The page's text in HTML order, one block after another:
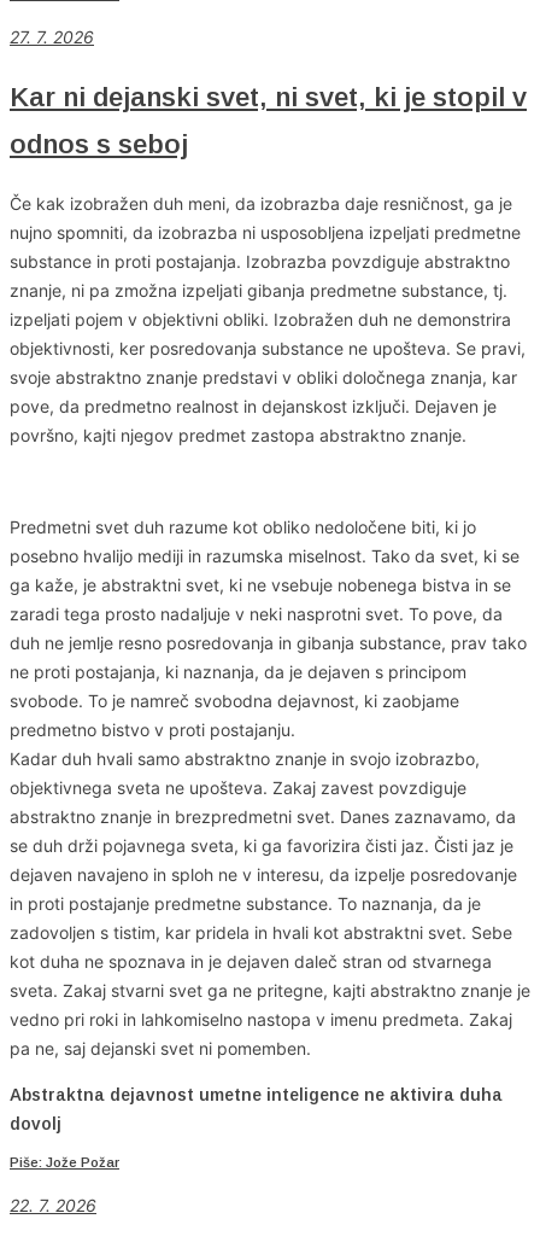
27. 7. 2026
Kar ni dejanski svet, ni svet, ki je stopil v
odnos s seboj
Če kak izobražen duh meni, da izobrazba daje resničnost, ga je
nujno spomniti, da izobrazba ni usposobljena izpeljati predmetne
substance in proti postajanja. Izobrazba povzdiguje abstraktno
znanje, ni pa zmožna izpeljati gibanja predmetne substance, tj.
izpeljati pojem v objektivni obliki. Izobražen duh ne demonstrira
objektivnosti, ker posredovanja substance ne upošteva. Se pravi,
svoje abstraktno znanje predstavi v obliki določnega znanja, kar
pove, da predmetno realnost in dejanskost izključi. Dejaven je
površno, kajti njegov predmet zastopa abstraktno znanje.
Predmetni svet duh razume kot obliko nedoločene biti, ki jo
posebno hvalijo mediji in razumska miselnost. Tako da svet, ki se
ga kaže, je abstraktni svet, ki ne vsebuje nobenega bistva in se
zaradi tega prosto nadaljuje v neki nasprotni svet. To pove, da
duh ne jemlje resno posredovanja in gibanja substance, prav tako
ne proti postajanja, ki naznanja, da je dejaven s principom
svobode. To je namreč svobodna dejavnost, ki zaobjame
predmetno bistvo v proti postajanju.
Kadar duh hvali samo abstraktno znanje in svojo izobrazbo,
objektivnega sveta ne upošteva. Zakaj zavest povzdiguje
abstraktno znanje in brezpredmetni svet. Danes zaznavamo, da
se duh drži pojavnega sveta, ki ga favorizira čisti jaz. Čisti jaz je
dejaven navajeno in sploh ne v interesu, da izpelje posredovanje
in proti postajanje predmetne substance. To naznanja, da je
zadovoljen s tistim, kar pridela in hvali kot abstraktni svet. Sebe
kot duha ne spoznava in je dejaven daleč stran od stvarnega
sveta. Zakaj stvarni svet ga ne pritegne, kajti abstraktno znanje je
vedno pri roki in lahkomiselno nastopa v imenu predmeta. Zakaj
pa ne, saj dejanski svet ni pomemben.
Abstraktna dejavnost umetne inteligence ne aktivira duha
dovolj
Piše: Jože Požar
22. 7. 2026